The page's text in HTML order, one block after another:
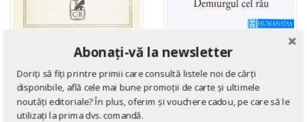
FILOSOFIE
Eseuri
deEmil Cioran
FILOSOFIE
Demiurgul cel rau
de Emil Cioran
Abonați-vă la newsletter
Doriți să fiți printre primii care consultă listele noi de cărți
disponibile, află cele mai bune promoții de carte și ultimele
noutăți editoriale? În plus, oferim și vouchere cadou, pe care să le
utilizați la prima dvs. comandă.